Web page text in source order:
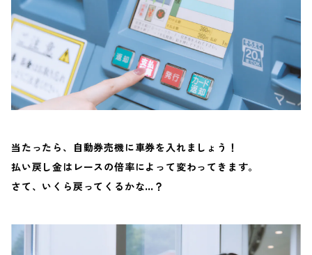
当たったら、自動券売機に車券を入れましょう！
払い戻し金はレースの倍率によって変わってきます。
さて、いくら戻ってくるかな…？